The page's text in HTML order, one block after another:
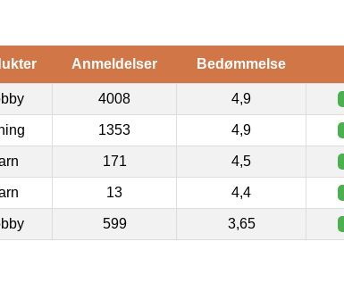
Anmeldelser Bedømmelse
4008 4,9
1353 4,9
171 4,5
13 4,4
599 3,65